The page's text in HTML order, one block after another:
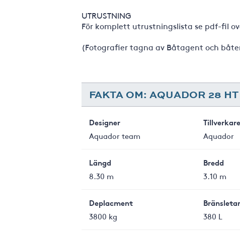
UTRUSTNING
För komplett utrustningslista se pdf-fil
(Fotografier tagna av Båtagent och
FAKTA OM: AQUADOR 28 HT
Designer
Aquador team
Tillverkare
Aquador
Längd
8.30 m
Bredd
3.10 m
Deplacment
3800 kg
380 L